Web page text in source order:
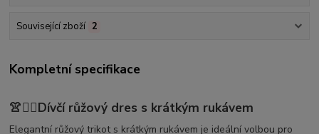
Související zboží 2
Kompletní specifikace
👚🤸‍♀️Dívčí růžový dres s krátkým rukávem
Elegantní růžový trikot s krátkým rukávem je ideální volbou pro